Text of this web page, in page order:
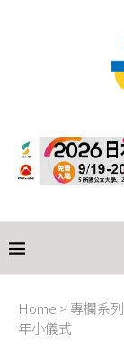
Home > 專欄系列
年小儀式